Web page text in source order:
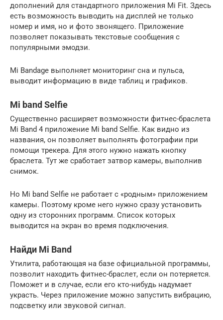
дополнений для стандартного приложения Mi Fit. Здесь
есть возможность выводить на дисплей не только
номер и имя, но и фото звонящего. Приложение
позволяет показывать текстовые сообщения с
популярными эмодзи.
Mi Bandage выполняет мониторинг сна и пульса,
выводит информацию в виде таблиц и графиков.
Mi band Selfie
Существенно расширяет возможности фитнес-браслета
Mi Band 4 приложение Mi band Selfie. Как видно из
названия, он позволяет выполнять фотографии при
помощи трекера. Для этого нужно нажать кнопку
браслета. Тут же сработает затвор камеры, выполнив
снимок.
Но Mi band Selfie не работает с «родным» приложением
камеры. Поэтому кроме него нужно сразу установить
одну из сторонних программ. Список которых
выводится на экран во время подключения.
Найди Mi Band
Утилита, работающая на базе официальной программы,
позволит находить фитнес-браслет, если он потеряется.
Поможет и в случае, если его кто-нибудь надумает
украсть. Через приложение можно запустить вибрацию,
подсветку или звуковой сигнал.